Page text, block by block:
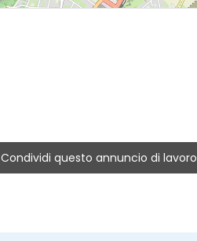
Condividi questo annuncio di lavoro